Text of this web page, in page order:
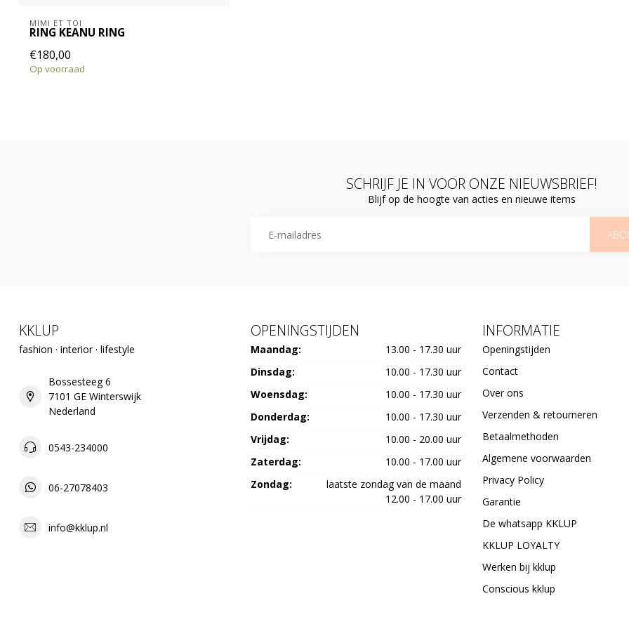
MIMI ET TOI
RING KEANU RING
€180,00
Op voorraad
SCHRIJF JE IN VOOR ONZE NIEUWSBRIEF!
Blijf op de hoogte van acties en nieuwe items
KKLUP
fashion · interior · lifestyle
Bossesteeg 6
7101 GE Winterswijk
Nederland
0543-234000
06-27078403
info@kklup.nl
OPENINGSTIJDEN
Maandag:
13.00 - 17.30 uur
Dinsdag:
10.00 - 17.30 uur
Woensdag:
10.00 - 17.30 uur
Donderdag:
10.00 - 17.30 uur
Vrijdag:
10.00 - 20.00 uur
Zaterdag:
10.00 - 17.00 uur
Zondag:
laatste zondag van de maand
12.00 - 17.00 uur
INFORMATIE
Openingstijden
Contact
Over ons
Verzenden & retourneren
Betaalmethoden
Algemene voorwaarden
Privacy Policy
Garantie
De whatsapp KKLUP
KKLUP LOYALTY
Werken bij kklup
Conscious kklup